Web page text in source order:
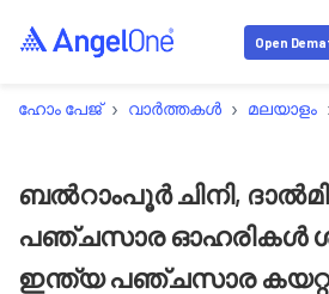
Open
ഹോം പേജ് › വാർത്തകൾ › മലയാളം
ബൽറാംപൂർ ചിനി,
പഞ്ചസാര ഓഹരികൾ
ഇന്ത്യ പഞ്ചസാര